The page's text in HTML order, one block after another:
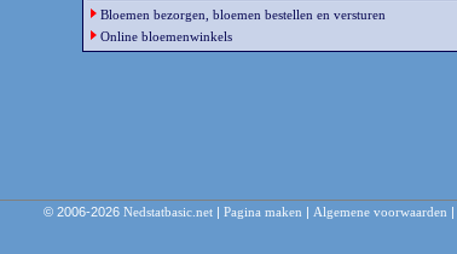
Bloemen bezorgen, bloemen bestellen en versturen
Online bloemenwinkels
© 2006-2026 Nedstatbasic.net| Pagina maken | Algemene voorwaarden |